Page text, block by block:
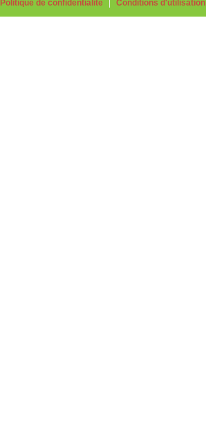
Politique de confidentialité
Conditions d'utilisation